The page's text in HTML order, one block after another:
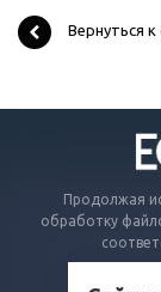
Вернуться к
Продолжая
обработку